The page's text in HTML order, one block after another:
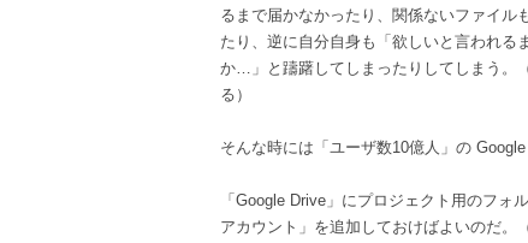
るまで届かなかったり、関係ないファイル
たり、逆に自分自身も「欲しいと言われる
か…」と躊躇してしまったりしてしまう。
る）
そんな時には「ユーザ数10億人」の
「Google Drive」にプロジェクト用のフ
アカウント」を追加しておけばよいのだ。